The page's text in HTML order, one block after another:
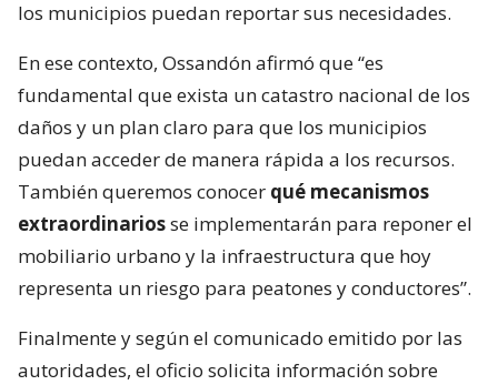
los municipios puedan reportar sus necesidades.
En ese contexto, Ossandón afirmó que “es
fundamental que exista un catastro nacional de los
daños y un plan claro para que los municipios
puedan acceder de manera rápida a los recursos.
También queremos conocer qué mecanismos
extraordinariosse implementarán para reponer el
mobiliario urbano y la infraestructura que hoy
representa un riesgo para peatones y conductores”.
Finalmente y según el comunicado emitido por las
autoridades, el oficio solicita información sobre